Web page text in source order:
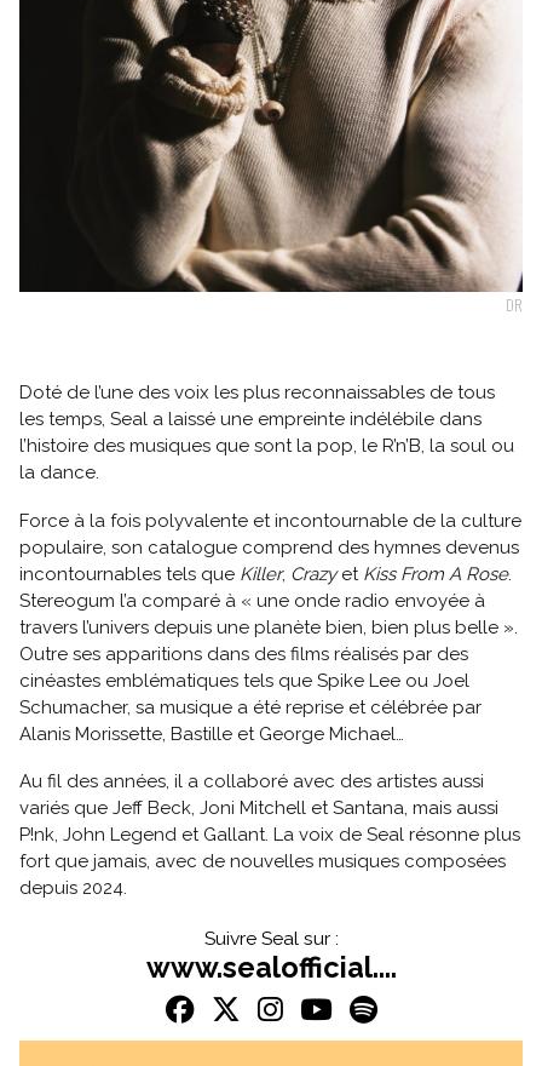
DR
Doté de l’une des voix les plus reconnaissables de tous
les temps, Seal a laissé une empreinte indélébile dans
l’histoire des musiques que sont la pop, le R’n’B, la soul ou
la dance.
Force à la fois polyvalente et incontournable de la culture
populaire, son catalogue comprend des hymnes devenus
incontournables tels que Killer, Crazyet Kiss From A Rose.
Stereogum l’a comparé à « une onde radio envoyée à
travers l’univers depuis une planète bien, bien plus belle ».
Outre ses apparitions dans des films réalisés par des
cinéastes emblématiques tels que Spike Lee ou Joel
Schumacher, sa musique a été reprise et célébrée par
Alanis Morissette, Bastille et George Michael…
Au fil des années, il a collaboré avec des artistes aussi
variés que Jeff Beck, Joni Mitchell et Santana, mais aussi
P!nk, John Legend et Gallant. La voix de Seal résonne plus
fort que jamais, avec de nouvelles musiques composées
depuis 2024.
Suivre Seal sur :
www.sealofficial....
Suivez-nous